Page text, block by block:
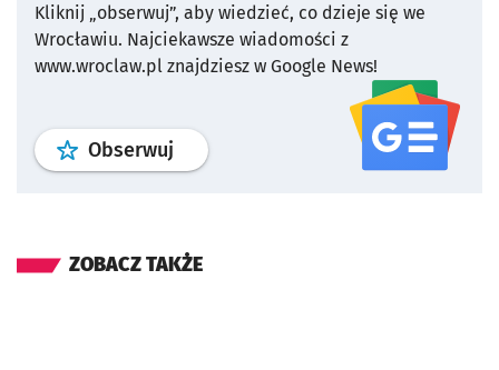
Kliknij „obserwuj”, aby wiedzieć, co dzieje się we
Wrocławiu. Najciekawsze wiadomości z
www.wroclaw.pl znajdziesz w Google News!
Obserwuj profil serwisu
ZOBACZ TAKŻE